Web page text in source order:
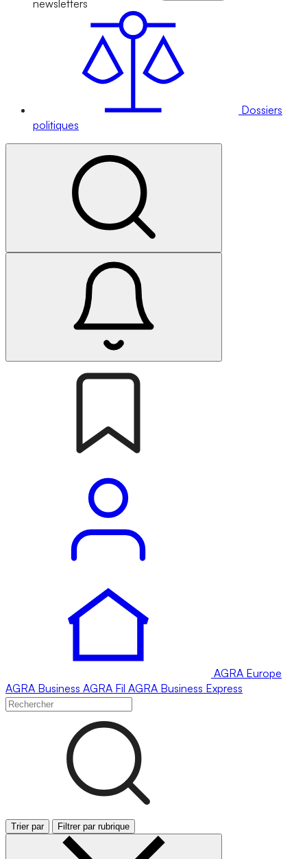
newsletters
Dossiers
politiques
AGRA Europe
AGRA Business AGRA Fil AGRA Business Express
Trier par Filtrer par rubrique